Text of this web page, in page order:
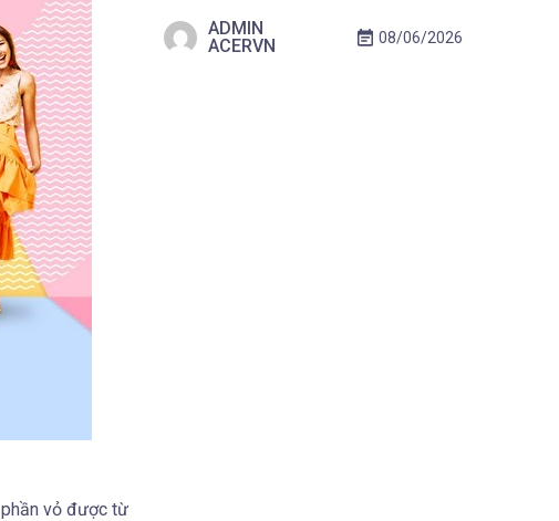
phần vỏ được từ
30.09.2026. Khám Phá Ưu Đãi Ngay
ADMIN
ACERVN
08/06/2026